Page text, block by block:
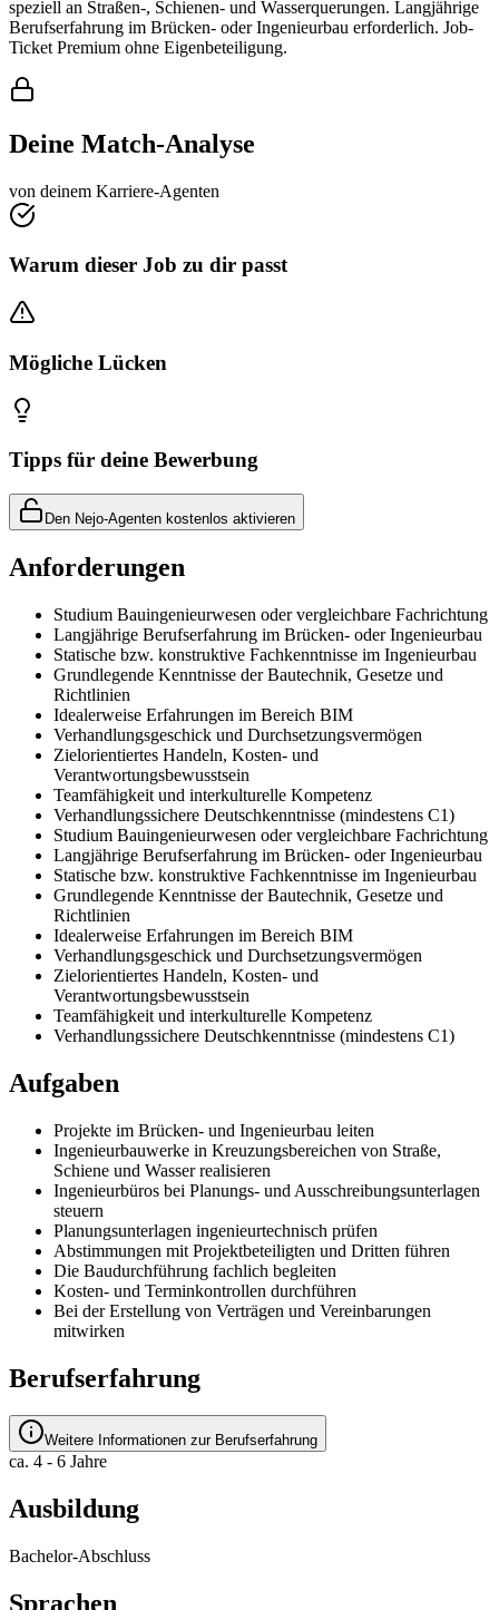
speziell an Straßen-, Schienen- und Wasserquerungen. Langjährige
Berufserfahrung im Brücken- oder Ingenieurbau erforderlich. Job-
Ticket Premium ohne Eigenbeteiligung.
Deine Match-Analyse
von deinem Karriere-Agenten
Warum dieser Job zu dir passt
Mögliche Lücken
Tipps für deine Bewerbung
Den Nejo-Agenten kostenlos aktivieren
Anforderungen
Studium Bauingenieurwesen oder vergleichbare Fachrichtung
Langjährige Berufserfahrung im Brücken- oder Ingenieurbau
Statische bzw. konstruktive Fachkenntnisse im Ingenieurbau
Grundlegende Kenntnisse der Bautechnik, Gesetze und
Richtlinien
Idealerweise Erfahrungen im Bereich BIM
Verhandlungsgeschick und Durchsetzungsvermögen
Zielorientiertes Handeln, Kosten- und
Verantwortungsbewusstsein
Teamfähigkeit und interkulturelle Kompetenz
Verhandlungssichere Deutschkenntnisse (mindestens C1)
Studium Bauingenieurwesen oder vergleichbare Fachrichtung
Langjährige Berufserfahrung im Brücken- oder Ingenieurbau
Statische bzw. konstruktive Fachkenntnisse im Ingenieurbau
Grundlegende Kenntnisse der Bautechnik, Gesetze und
Richtlinien
Idealerweise Erfahrungen im Bereich BIM
Verhandlungsgeschick und Durchsetzungsvermögen
Zielorientiertes Handeln, Kosten- und
Verantwortungsbewusstsein
Teamfähigkeit und interkulturelle Kompetenz
Verhandlungssichere Deutschkenntnisse (mindestens C1)
Aufgaben
Projekte im Brücken- und Ingenieurbau leiten
Ingenieurbauwerke in Kreuzungsbereichen von Straße,
Schiene und Wasser realisieren
Ingenieurbüros bei Planungs- und Ausschreibungsunterlagen
steuern
Planungsunterlagen ingenieurtechnisch prüfen
Abstimmungen mit Projektbeteiligten und Dritten führen
Die Baudurchführung fachlich begleiten
Kosten- und Terminkontrollen durchführen
Bei der Erstellung von Verträgen und Vereinbarungen
mitwirken
Berufserfahrung
Weitere Informationen zur Berufserfahrung
ca. 4 - 6 Jahre
Ausbildung
Bachelor-Abschluss
Sprachen